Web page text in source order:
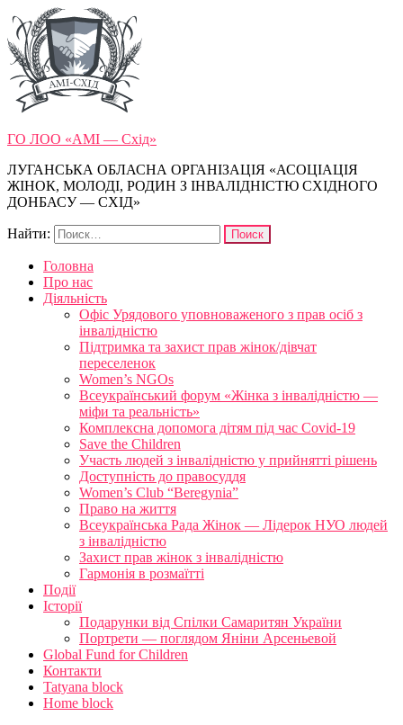
ГО ЛОО «АМІ — Схід»
ЛУГАНСЬКА ОБЛАСНА ОРГАНІЗАЦІЯ «АСОЦІАЦІЯ
ЖІНОК, МОЛОДІ, РОДИН З ІНВАЛІДНІСТЮ СХІДНОГО
ДОНБАСУ — СХІД»
Найти:
Головна
Про нас
Діяльність
Офіс Урядового уповноваженого з прав осіб з
інвалідністю
Підтримка та захист прав жінок/дівчат
переселенок
Women’s NGOs
Всеукраїнський форум «Жінка з інвалідністю —
міфи та реальність»
Комплексна допомога дітям під час Covid-19
Save the Children
Участь людей з інвалідністю у прийнятті рішень
Доступність до правосуддя
Women’s Club “Beregynia”
Право на життя
Всеукраїнська Рада Жінок — Лідерок НУО людей
з інвалідністю
Захист прав жінок з інвалідністю
Гармонія в розмаїтті
Події
Історії
Подарунки від Спілки Самаритян України
Портрети — поглядом Яніни Арсеньевой
Global Fund for Children
Контакти
Tatyana block
Home block